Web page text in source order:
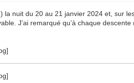
nuit du 20 au 21 janvier 2024 et, sur
J’ai remarqué qu’à chaque